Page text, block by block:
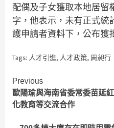
配偶及子女獲取本地居留
字，他表示，未有正式統
護申請者資料下，公布獲
Tags: 人才引進, 人才政策, 周昶行
Continue
Reading
Previous
歐陽瑜與海南省委常委苗延
化教育等交流合作